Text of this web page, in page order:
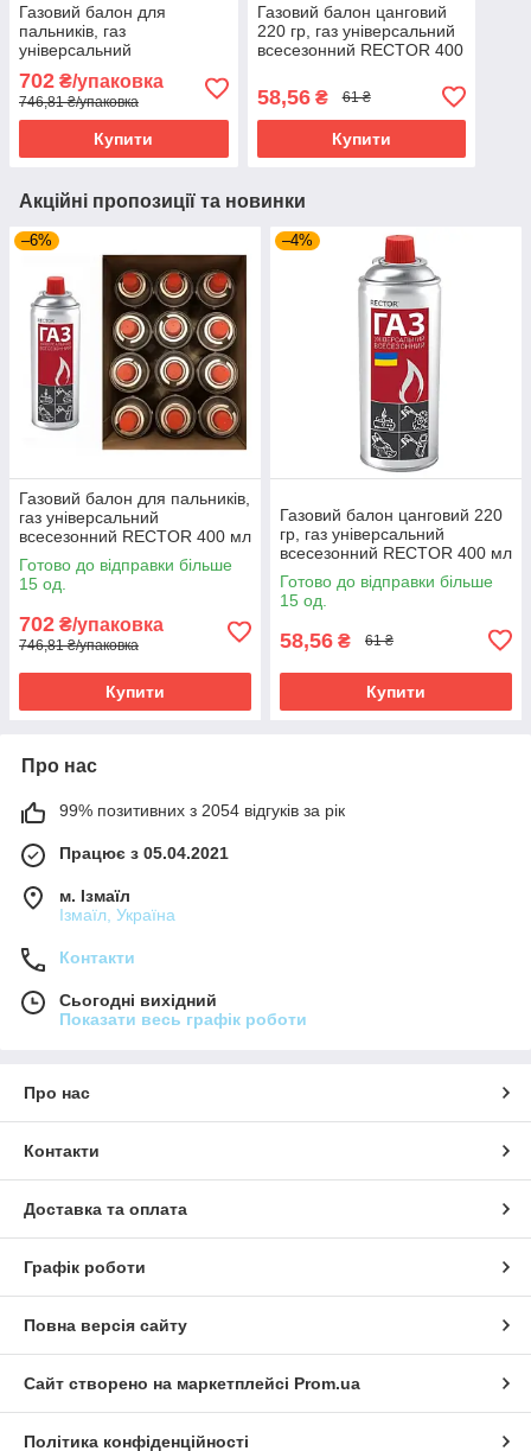
Газовий балон для
пальників, газ
універсальний
мл УПАКОВКА (12 шт/
ящик)
702 ₴/упаковка
746,81 ₴/упаковка
Купити
Газовий балон цанговий
220 гр, газ універсальний
всесезонний RECTOR 400
58,56₴ 61 ₴
Купити
Акційні пропозиції та новинки
–6%
Газовий балон для пальників,
газ універсальний
всесезонний RECTOR 400 мл
УПАКОВКА (12 шт/ящик)
Готово до відправки більше
15 од.
702 ₴/упаковка
746,81 ₴/упаковка
Купити
–4%
Газовий балон цанговий 220
гр, газ універсальний
всесезонний RECTOR 400 мл
(12 шт/ящик)
Готово до відправки більше
15 од.
58,56 ₴ 61 ₴
Купити
Про нас
99% позитивних з 2054 відгуків за рік
Працює з 05.04.2021
м. Ізмаїл
Ізмаїл, Україна
Контакти
Сьогодні вихідний
Показати весь графік роботи
Про нас
Контакти
Доставка та оплата
Графік роботи
Повна версія сайту
Сайт створено на маркетплейсі Prom.ua
Політика конфіденційності